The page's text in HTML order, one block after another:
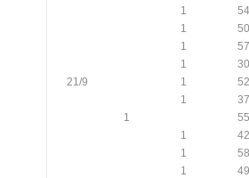
1
54
1
50
1
57
1
30
21/9
1
52
1
37
1
55
1
42
1
58
1
49